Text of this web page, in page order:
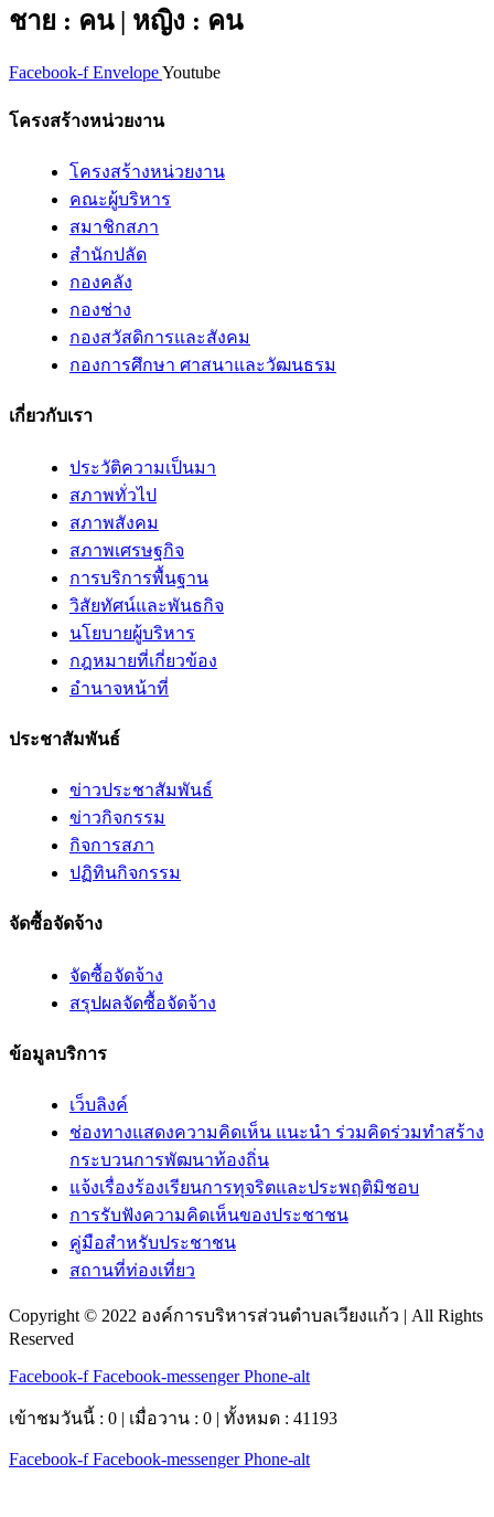
ชาย : คน | หญิง : คน
Facebook-f EnvelopeYoutube
โครงสร้างหน่วยงาน
โครงสร้างหน่วยงาน
คณะผู้บริหาร
สมาชิกสภา
สำนักปลัด
กองคลัง
กองช่าง
กองสวัสดิการและสังคม
กองการศึกษา ศาสนาและวัฒนธรม
เกี่ยวกับเรา
ประวัติความเป็นมา
สภาพทั่วไป
สภาพสังคม
สภาพเศรษฐกิจ
การบริการพื้นฐาน
วิสัยทัศน์และพันธกิจ
นโยบายผู้บริหาร
กฎหมายที่เกี่ยวข้อง
อํานาจหน้าที่
ประชาสัมพันธ์
ข่าวประชาสัมพันธ์
ข่าวกิจกรรม
กิจการสภา
ปฏิทินกิจกรรม
จัดซื้อจัดจ้าง
จัดซื้อจัดจ้าง
สรุปผลจัดซื้อจัดจ้าง
ข้อมูลบริการ
เว็บลิงค์
ช่องทางแสดงความคิดเห็น แนะนำ ร่วมคิดร่วมทำสร้าง
กระบวนการพัฒนาท้องถิ่น
แจ้งเรื่องร้องเรียนการทุจริตและประพฤติมิชอบ
การรับฟังความคิดเห็นของประชาชน
คู่มือสำหรับประชาชน
สถานที่ท่องเที่ยว
Copyright © 2022 องค์การบริหารส่วนตำบลเวียงแก้ว | All Rights
Reserved
Facebook-f Facebook-messenger Phone-alt
เข้าชมวันนี้ : 0 | เมื่อวาน : 0 | ทั้งหมด : 41193
Facebook-f Facebook-messenger Phone-alt